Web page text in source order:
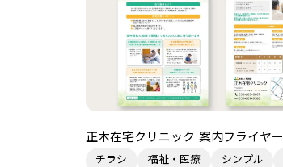
正木在宅クリニック 案内フライヤー
チラシ 福祉・医療 シンプル